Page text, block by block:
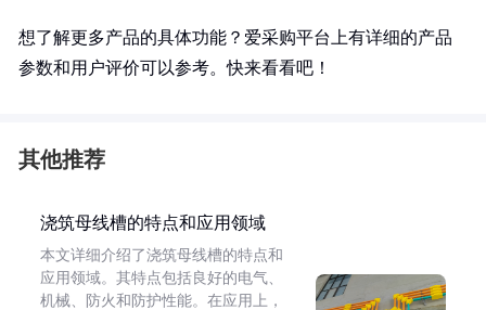
想了解更多产品的具体功能？爱采购平台上有详细的产品
参数和用户评价可以参考。快来看看吧！
其他推荐
浇筑母线槽的特点和应用领域
本文详细介绍了浇筑母线槽的特点和
应用领域。其特点包括良好的电气、
机械、防火和防护性能。在应用上，